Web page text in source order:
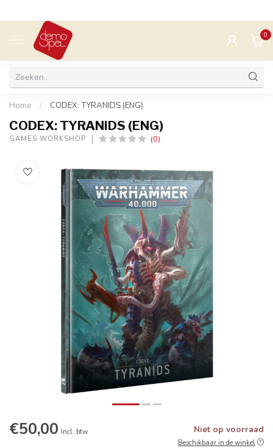
MENU
0
Home / CODEX: TYRANIDS (ENG)
CODEX: TYRANIDS (ENG)
GAMES WORKSHOP (0)
€50,00 Incl. btw Niet op voorraad
Beschikbaar in de winkel